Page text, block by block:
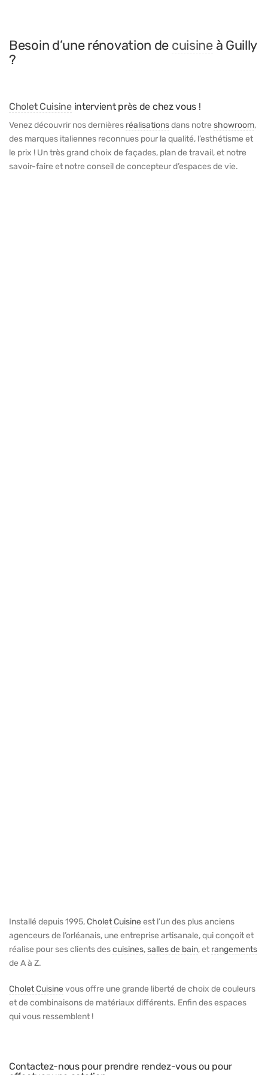
Besoin d’une rénovation de cuisineà Guilly
?
Cholet Cuisineintervient près de chez vous !
Venez découvrir nos dernières réalisationsdans notre showroom,
des marques italiennes reconnues pour la qualité, l’esthétisme et
le prix ! Un très grand choix de façades, plan de travail, et notre
savoir-faire et notre conseil de concepteur d’espaces de vie.
Installé depuis 1995,Cholet Cuisine est l’un des plus anciens
agenceurs de l’orléanais, une entreprise artisanale, qui conçoit et
réalise pour ses clients descuisines,salles de bain, et rangements
de A à Z.
Cholet Cuisine vous offre une grande liberté de choix de couleurs
et de combinaisons de matériaux différents. Enfin des espaces
qui vous ressemblent !
Contactez-nous pour prendre rendez-vous ou pour